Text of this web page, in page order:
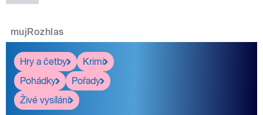
mujRozhlas
Hry a četby
Krimi
Pohádky
Pořady
Živé vysílání